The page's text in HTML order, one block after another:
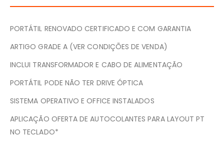
PORTÁTIL RENOVADO CERTIFICADO E COM GARANTIA
ARTIGO GRADE A (VER CONDIÇÕES DE VENDA)
INCLUI TRANSFORMADOR E CABO DE ALIMENTAÇÃO
PORTÁTIL PODE NÃO TER DRIVE ÓPTICA
SISTEMA OPERATIVO E OFFICE INSTALADOS
APLICAÇÃO OFERTA DE AUTOCOLANTES PARA LAYOUT PT
NO TECLADO*